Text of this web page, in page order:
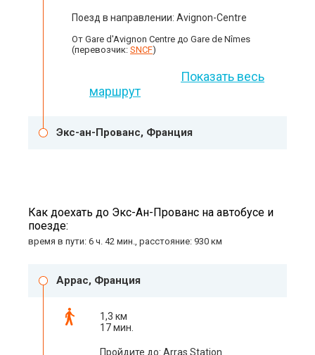
Поезд в направлении: Avignon-Centre
От Gare d'Avignon Centre до Gare de Nîmes
(перевозчик: SNCF)
Показать весь
маршрут
Экс-ан-Прованс, Франция
Как доехать до Экс-Ан-Прованс на автобусе и
поезде:
время в пути: 6 ч. 42 мин., расстояние: 930 км
Аррас, Франция
1,3 км
17 мин.
Пройдите до: Arras Station